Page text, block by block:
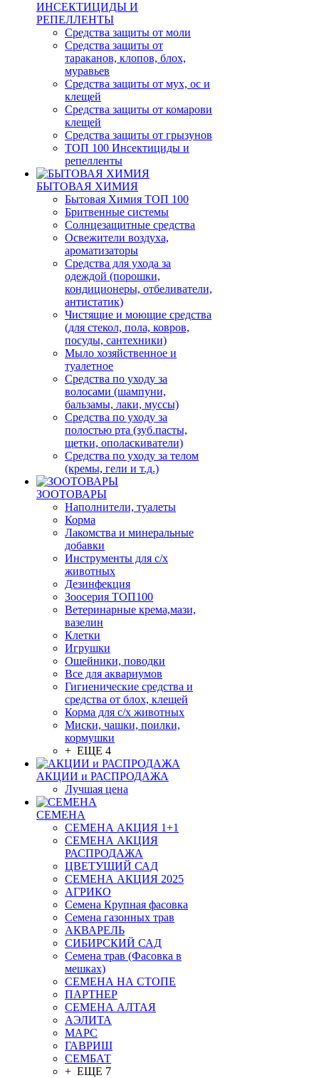
ИНСЕКТИЦИДЫ И
РЕПЕЛЛЕНТЫ
Средства защиты от моли
Средства защиты от
тараканов, клопов, блох,
муравьев
Средства защиты от мух, ос и
клещей
Средства защиты от комарови
клещей
Средства защиты от грызунов
ТОП 100 Инсектициды и
репелленты
БЫТОВАЯ ХИМИЯ
Бытовая Химия ТОП 100
Бритвенные системы
Солнцезащитные средства
Освежители воздуха,
ароматизаторы
Средства для ухода за
одеждой (порошки,
кондиционеры, отбеливатели,
антистатик)
Чистящие и моющие средства
(для стекол, пола, ковров,
посуды, сантехники)
Мыло хозяйственное и
туалетное
Средства по уходу за
волосами (шампуни,
бальзамы, лаки, муссы)
Средства по уходу за
полостью рта (зуб.пасты,
щетки, ополаскиватели)
Средства по уходу за телом
(кремы, гели и т.д.)
ЗООТОВАРЫ
Наполнители, туалеты
Корма
Лакомства и минеральные
добавки
Инструменты для с/х
животных
Дезинфекция
Зоосерия ТОП100
Ветеринарные крема,мази,
вазелин
Клетки
Игрушки
Ошейники, поводки
Все для аквариумов
Гигиенические средства и
средства от блох, клещей
Корма для с/х животных
Миски, чашки, поилки,
кормушки
+ ЕЩЕ 4
АКЦИИ и РАСПРОДАЖА
Лучшая цена
СЕМЕНА
СЕМЕНА АКЦИЯ 1+1
СЕМЕНА АКЦИЯ
РАСПРОДАЖА
ЦВЕТУЩИЙ САД
СЕМЕНА АКЦИЯ 2025
АГРИКО
Семена Крупная фасовка
Семена газонных трав
АКВАРЕЛЬ
СИБИРСКИЙ САД
Семена трав (Фасовка в
мешках)
СЕМЕНА НА СТОПЕ
ПАРТНЕР
СЕМЕНА АЛТАЯ
АЭЛИТА
МАРС
ГАВРИШ
СЕМБАТ
+ ЕЩЕ 7